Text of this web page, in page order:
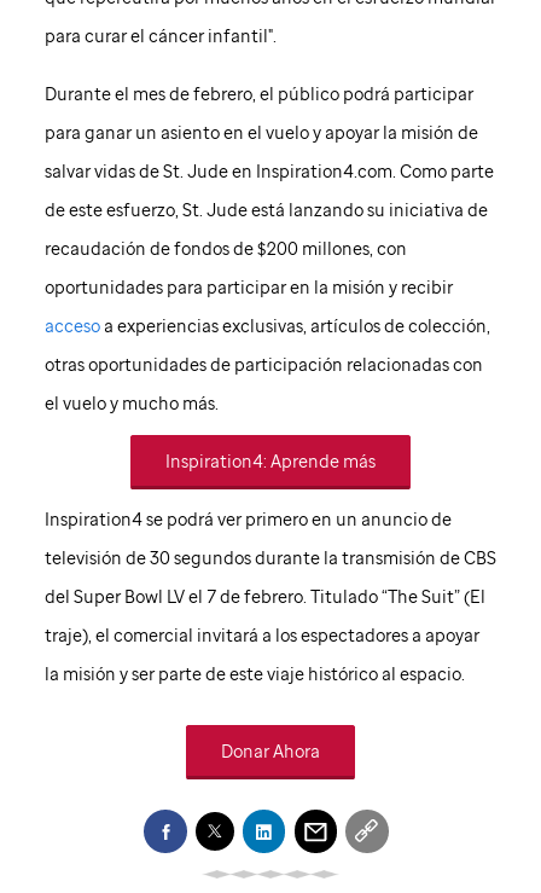
para curar el cáncer infantil".
Durante el mes de febrero, el público podrá participar
para ganar un asiento en el vuelo y apoyar la misión de
salvar vidas deSt. Judeen Inspiration4.com. Como parte
de este esfuerzo, St. Judeestá lanzando su iniciativa de
recaudación de fondos de $200 millones, con
oportunidades para participar en la misión y recibir
accesoa experiencias exclusivas, artículos de colección,
otras oportunidades de participación relacionadas con
el vuelo y mucho más.
Inspiration4: Aprende más
Inspiration4 se podrá ver primero en un anuncio de
televisión de 30 segundos durante la transmisión de CBS
del Super Bowl LV el 7 de febrero. Titulado “The Suit” (El
traje), el comercial invitará a los espectadores a apoyar
la misión y ser parte de este viaje histórico al espacio.
Donar Ahora